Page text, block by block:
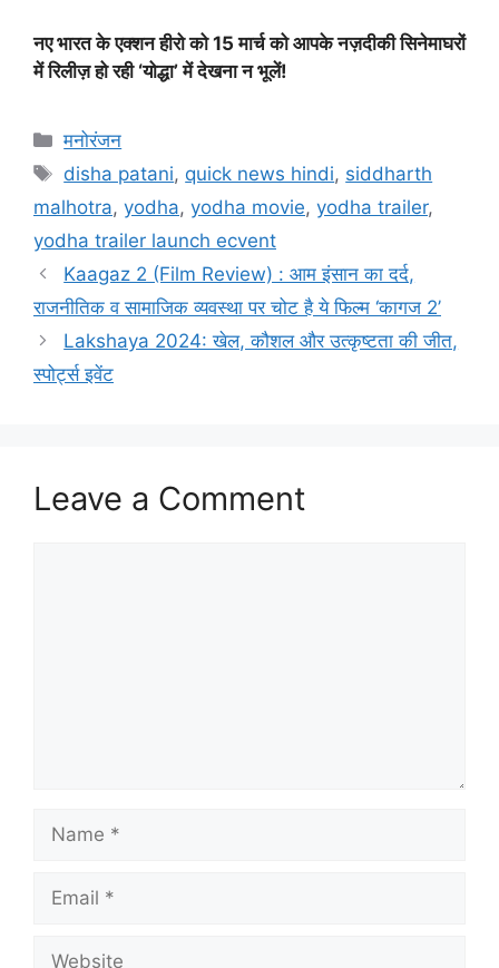
नए भारत के एक्शन हीरो को 15 मार्च को आपके नज़दीकी सिनेमाघरों
में रिलीज़ हो रही ‘योद्धा’ में देखना न भूलें!
मनोरंजन
disha patani, quick news hindi, siddharth
malhotra, yodha, yodha movie, yodha trailer,
yodha trailer launch ecvent
Kaagaz 2 (Film Review) : आम इंसान का दर्द,
राजनीतिक व सामाजिक व्‍यवस्‍था पर चोट है ये फिल्म ‘कागज 2’
Lakshaya 2024: खेल, कौशल और उत्कृष्टता की जीत,
स्पोर्ट्स इवेंट
Leave a Comment